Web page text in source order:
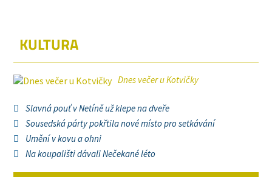
KULTURA
Dnes večer u Kotvičky
Slavná pouť v Netíně už klepe na dveře
Sousedská párty pokřtila nové místo pro setkávání
Umění v kovu a ohni
Na koupališti dávali Nečekané léto